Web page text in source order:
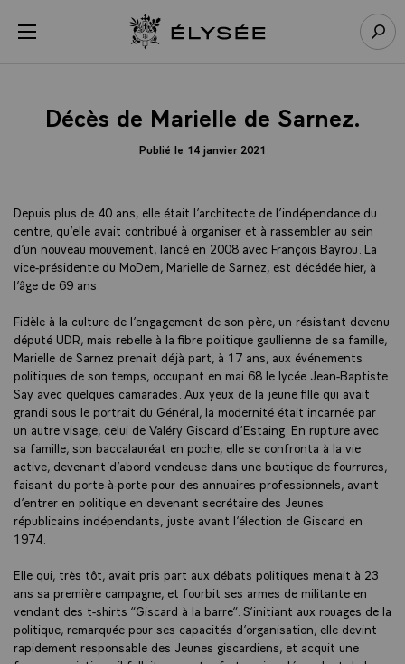
menu Retour à l’accueil Élysée
Décès de Marielle de Sarnez.
Publié le 14 janvier 2021
Depuis plus de 40 ans, elle était l’architecte de l’indépendance du
centre, qu’elle avait contribué à organiser et à rassembler au sein
d’un nouveau mouvement, lancé en 2008 avec François Bayrou. La
vice-présidente du MoDem, Marielle de Sarnez, est décédée hier, à
l’âge de 69 ans.
Fidèle à la culture de l’engagement de son père, un résistant devenu
député UDR, mais rebelle à la fibre politique gaullienne de sa famille,
Marielle de Sarnez prenait déjà part, à 17 ans, aux événements
politiques de son temps, occupant en mai 68 le lycée Jean-Baptiste
Say avec quelques camarades. Aux yeux de la jeune fille qui avait
grandi sous le portrait du Général, la modernité était incarnée par
un autre visage, celui de Valéry Giscard d’Estaing. En rupture avec
sa famille, son baccalauréat en poche, elle se confronta à la vie
active, devenant d’abord vendeuse dans une boutique de fourrures,
faisant du porte-à-porte pour des annuaires professionnels, avant
d’entrer en politique en devenant secrétaire des Jeunes
républicains indépendants, juste avant l’élection de Giscard en
1974.
Elle qui, très tôt, avait pris part aux débats politiques menait à 23
ans sa première campagne, et fourbit ses armes de militante en
vendant des t-shirts “Giscard à la barre”. S’initiant aux rouages de la
politique, remarquée pour ses capacités d’organisation, elle devint
rapidement responsable des Jeunes giscardiens, et acquit une
Panneau de gestion des cookies